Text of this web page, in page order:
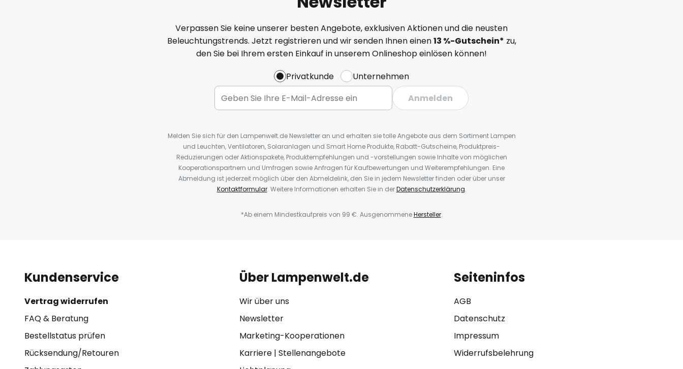
Verpassen Sie keine unserer besten Angebote, exklusiven Aktionen und die neusten
Beleuchtungstrends. Jetzt registrieren und wir senden Ihnen einen13 %-Gutschein* zu,
den Sie bei Ihrem ersten Einkauf in unserem Onlineshop einlösen können!
Privatkunde
Unternehmen
Anmelden
Melden Sie sich für den Lampenwelt.de Newsletter an und erhalten sie tolle Angebote aus dem Sortiment Lampen
und Leuchten, Ventilatoren, Solaranlagen und Smart Home Produkte, Rabatt-Gutscheine, Produktpreis-
Reduzierungen oder Aktionspakete, Produktempfehlungen und -vorstellungen sowie Inhalte von möglichen
Kooperationspartnern und Umfragen sowie Anfragen für Kaufbewertungen und Weiterempfehlungen. Eine
Abmeldung ist jederzeit möglich über den Abmeldelink, den Sie in jedem Newsletter finden oder über unser
Kontaktformular. Weitere Informationen erhalten Sie in derDatenschutzerklärung.
*Ab einem Mindestkaufpreis von 99 €. AusgenommeneHersteller.
Kundenservice
Vertrag widerrufen
FAQ & Beratung
Bestellstatus prüfen
Rücksendung/Retouren
Über Lampenwelt.de
Wir über uns
Newsletter
Marketing-Kooperationen
Karriere| Stellenangebote
Seiteninfos
AGB
Datenschutz
Impressum
Widerrufsbelehrung